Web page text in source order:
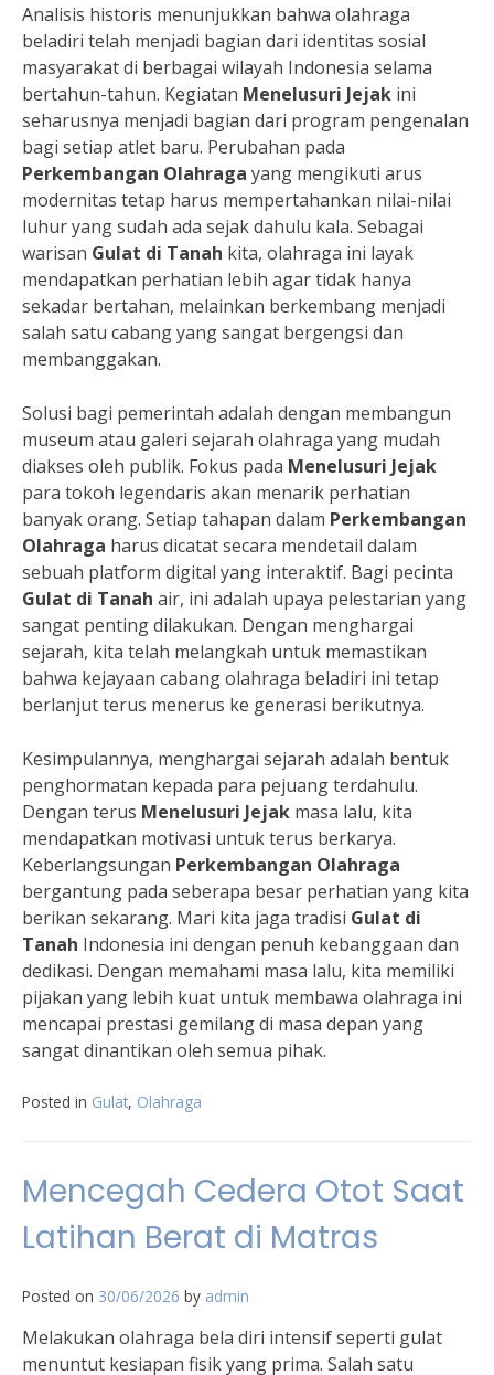
Analisis historis menunjukkan bahwa olahraga
beladiri telah menjadi bagian dari identitas sosial
masyarakat di berbagai wilayah Indonesia selama
bertahun-tahun. Kegiatan Menelusuri Jejak ini
seharusnya menjadi bagian dari program pengenalan
bagi setiap atlet baru. Perubahan pada
Perkembangan Olahraga yang mengikuti arus
modernitas tetap harus mempertahankan nilai-nilai
luhur yang sudah ada sejak dahulu kala. Sebagai
warisan Gulat di Tanah kita, olahraga ini layak
mendapatkan perhatian lebih agar tidak hanya
sekadar bertahan, melainkan berkembang menjadi
salah satu cabang yang sangat bergengsi dan
membanggakan.
Solusi bagi pemerintah adalah dengan membangun
museum atau galeri sejarah olahraga yang mudah
diakses oleh publik. Fokus pada Menelusuri Jejak
para tokoh legendaris akan menarik perhatian
banyak orang. Setiap tahapan dalam Perkembangan
Olahraga harus dicatat secara mendetail dalam
sebuah platform digital yang interaktif. Bagi pecinta
Gulat di Tanah air, ini adalah upaya pelestarian yang
sangat penting dilakukan. Dengan menghargai
sejarah, kita telah melangkah untuk memastikan
bahwa kejayaan cabang olahraga beladiri ini tetap
berlanjut terus menerus ke generasi berikutnya.
Kesimpulannya, menghargai sejarah adalah bentuk
penghormatan kepada para pejuang terdahulu.
Dengan terus Menelusuri Jejak masa lalu, kita
mendapatkan motivasi untuk terus berkarya.
Keberlangsungan Perkembangan Olahraga
bergantung pada seberapa besar perhatian yang kita
berikan sekarang. Mari kita jaga tradisi Gulat di
Tanah Indonesia ini dengan penuh kebanggaan dan
dedikasi. Dengan memahami masa lalu, kita memiliki
pijakan yang lebih kuat untuk membawa olahraga ini
mencapai prestasi gemilang di masa depan yang
sangat dinantikan oleh semua pihak.
Posted in Gulat, Olahraga
Mencegah Cedera Otot Saat
Latihan Berat di Matras
Posted on 30/06/2026 by admin
Melakukan olahraga bela diri intensif seperti gulat
menuntut kesiapan fisik yang prima. Salah satu